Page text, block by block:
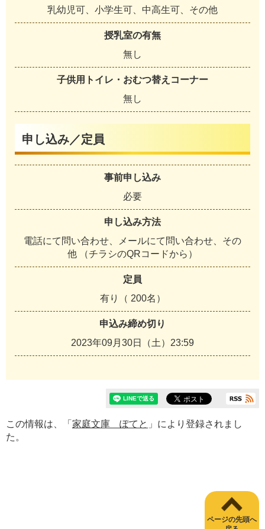
乳幼児可、小学生可、中高生可、その他
授乳室の有無
無し
子供用トイレ・おむつ替えコーナー
無し
申し込み／定員
事前申し込み
必要
申し込み方法
電話にて問い合わせ、メールにて問い合わせ、その
他 （チラシのQRコードから）
定員
有り（ 200名）
申込み締め切り
2023年09月30日（土）23:59
この情報は、「 家庭文庫 ぽてと 」により登録されまし
た。
ページの先頭へ